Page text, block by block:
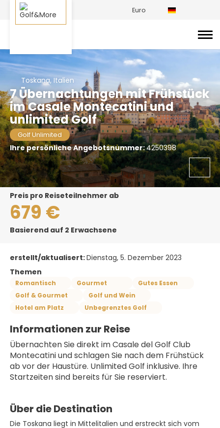
Euro
Toskana, Italien
7 Übernachtungen mit Frühstück
im Casale Montecatini und
unlimited Golf
Golf Unlimited
Ihre persönliche Angebotsnummer:4250398
Preis pro Reiseteilnehmer ab
679 €
Basierend auf 2 Erwachsene
erstellt/aktualisert:Dienstag, 5. Dezember 2023
Themen
Romantisch Gourmet
Gutes Essen
Golf & Gourmet
Golf und Wein
Hotel am Platz
Unbegrenztes Golf
Informationen zur Reise
Übernachten Sie direkt im Casale del Golf Club
Montecatini und schlagen Sie nach dem Frühstück
ab vor der Haustüre. Unlimited Golf inklusive. Ihre
Startzeiten sind bereits für Sie reserviert.
Über die Destination
Die Toskana liegt in Mittelitalien und erstreckt sich vom